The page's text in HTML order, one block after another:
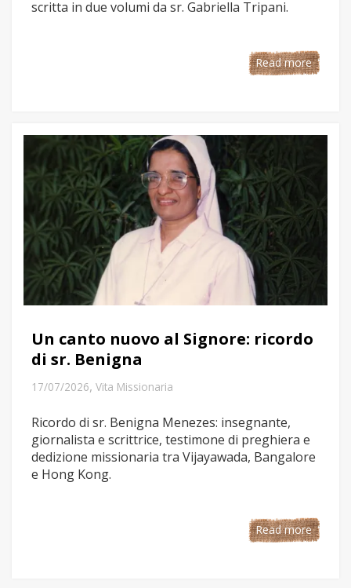
scritta in due volumi da sr. Gabriella Tripani.
Read more
Un canto nuovo al Signore: ricordo
di sr. Benigna
17/07/2026, Vita Missionaria
Ricordo di sr. Benigna Menezes: insegnante,
giornalista e scrittrice, testimone di preghiera e
dedizione missionaria tra Vijayawada, Bangalore
e Hong Kong.
Read more